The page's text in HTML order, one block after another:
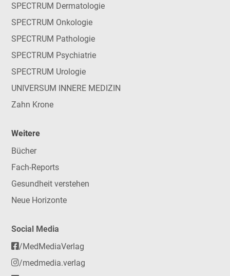
SPECTRUM Dermatologie
SPECTRUM Onkologie
SPECTRUM Pathologie
SPECTRUM Psychiatrie
SPECTRUM Urologie
UNIVERSUM INNERE MEDIZIN
Zahn Krone
Weitere
Bücher
Fach-Reports
Gesundheit verstehen
Neue Horizonte
Social Media
/MedMediaVerlag
/medmedia.verlag